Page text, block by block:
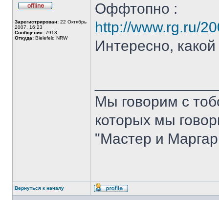
сети
Зарегистрирован: 22 Октябрь
2007, 16:23
Сообщения: 7913
Откуда: Bielefeld NRW
Оффтопно :
http://www.rg.ru/
Интересно,
Мы говорим с
которых мы
"Мастер и
Вернуться к началу
Профиль